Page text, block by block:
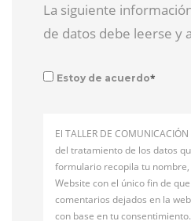
La siguiente
de datos debe leerse y
Estoy de acuerdo*
El TALLER DE
del tratamiento de los datos
formulario recopila tu
Website con el único fin de
comentarios dejados en la
con base en tu